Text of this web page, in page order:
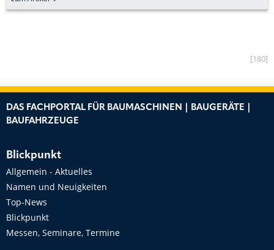
[180]
DAS FACHPORTAL FÜR BAUMASCHINEN | BAUGERÄTE |
BAUFAHRZEUGE
Blickpunkt
Allgemein - Aktuelles
Namen und Neuigkeiten
Top-News
Blickpunkt
Messen, Seminare, Termine